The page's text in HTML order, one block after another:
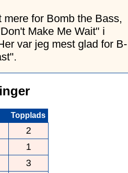
mere for Bomb the Bass,
Make Me Wait" i
var jeg mest glad for B-
Topplads
2
1
3